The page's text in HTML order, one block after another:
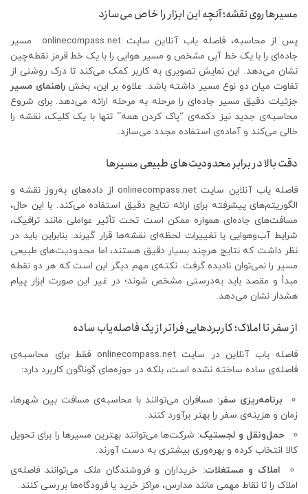
مسیرها روی نقشه؛ آنچه این ابزار را خاص می‌سازد
پس از محاسبه، فاصله یاب آنلاین سایت onlinecompass.net مسیر
جاده‌ای را با یک خط آبی مشخص و مسیر هوایی را با یک خط قرمز نقطه‌چین
نشان می‌دهد. این نمایش تصویری به کاربر کمک می‌کند تا درک روشنی از
تفاوت میان دو نوع مسیر داشته باشد. علاوه بر این، بخشراهنمای مسیر
جزئیات دقیق مسیر جاده‌ای را مرحله به مرحله ارائه می‌دهد. برای شروع
محاسبه‌ی جدید نیز دکمه‌ی “پاک کردن همه” تنها با یک کلیک، نقشه را
خالی می‌کند و آماده‌ی استفاده مجدد می‌سازد.
دقت بالا در برابر محدودیت‌های طبیعی مسیرها
فاصله یاب آنلاین سایت onlinecompass.net از داده‌های به‌روز نقشه و
الگوریتم‌های پیشرفته برای ارائه نتایج دقیق استفاده می‌کند. با این حال،
مسافت‌های جاده‌ای همواره ممکن است تحت تأثیر عواملی مانند ترافیک،
شرایط آب‌وهوایی یا تغییرات لحظه‌ای نقشه‌ها قرار گیرند. بنابراین باید در
نظر داشت که نتایج هرچند بسیار دقیق هستند، اما محدودیت‌های طبیعی
مسیر را نمی‌توان نادیده گرفت. نکته‌ی مهم دیگر این است که هر دو نقطه
مبدأ و مقصد باید به‌درستی مشخص شوند؛ در غیر این صورت ابزار پیام
هشدار نشان می‌دهد.
از سفر تا املاک؛ کاربردهایی فراتر از یک فاصله‌یاب ساده
فاصله یاب آنلاین در سایت onlinecompass.net فقط برای محاسبه‌ی
فاصله‌ی ساده ساخته نشده است، بلکه در حوزه‌های گوناگون کاربرد دارد:
برنامه‌ریزی سفر: مسافران می‌توانند با محاسبه‌ی مسافت بین شهرها،
زمان و هزینه‌ی سفر را بهتر برآورد کنند.
حمل‌ونقل و لجستیک: شرکت‌ها می‌توانند بهترین مسیرها را برای تحویل
کالا انتخاب کرده و بهره‌وری بیشتری به دست آورند.
املاک و مستغلات: خریداران و فروشندگان ملک می‌توانند فاصله‌ی
املاک را تا نقاط مهمی مانند مدارس، مراکز خرید یا فرودگاه‌ها بررسی کنند.